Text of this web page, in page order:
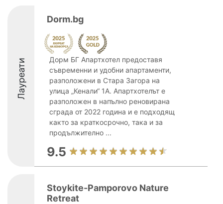
Лауреати
Dorm.bg
Дорм БГ Апартхотел предоставя
съвременни и удобни апартаменти,
разположени в Стара Загора на
улица „Кенали“ 1А. Апартхотелът е
разположен в напълно реновирана
сграда от 2022 година и е подходящ
както за краткосрочно, така и за
продължително ...
9.5
Stoykite-Pamporovo Nature
Retreat